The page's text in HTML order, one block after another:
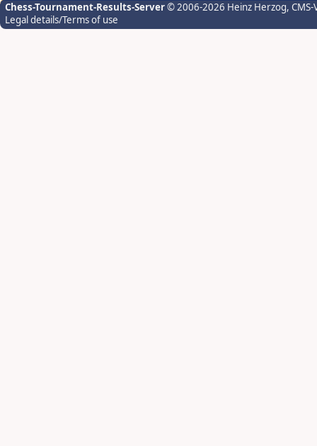
Chess-Tournament-Results-Server© 2006-2026 Heinz Herzog,
Legal details/Terms of use